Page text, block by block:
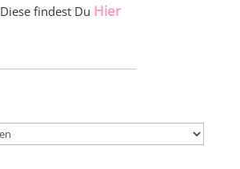
Diese findest Du Hier